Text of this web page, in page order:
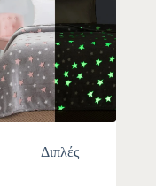
Διπλές